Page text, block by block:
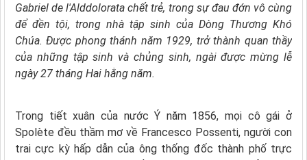
Gabriel de l'Alddolorata chết trẻ, trong sự đau đớn vô cùng
để đền tội, trong nhà tập sinh của Dòng Thương Khó
Chúa. Được phong thánh năm 1929, trở thành quan thầy
của những tập sinh và chủng sinh, ngài được mừng lễ
ngày 27 tháng Hai hằng năm.
Trong tiết xuân của nước Ý năm 1856, mọi cô gái ở
Spolète đều thầm mơ về Francesco Possenti, người con
trai cực kỳ hấp dẫn của ông thống đốc thành phố trực